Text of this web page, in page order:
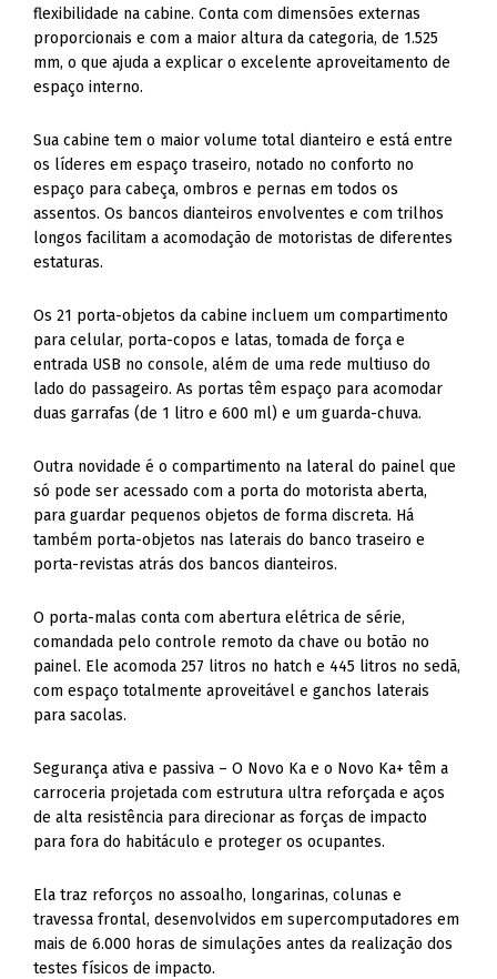
flexibilidade na cabine. Conta com dimensões externas
proporcionais e com a maior altura da categoria, de 1.525
mm, o que ajuda a explicar o excelente aproveitamento de
espaço interno.
Sua cabine tem o maior volume total dianteiro e está entre
os líderes em espaço traseiro, notado no conforto no
espaço para cabeça, ombros e pernas em todos os
assentos. Os bancos dianteiros envolventes e com trilhos
longos facilitam a acomodação de motoristas de diferentes
estaturas.
Os 21 porta-objetos da cabine incluem um compartimento
para celular, porta-copos e latas, tomada de força e
entrada USB no console, além de uma rede multiuso do
lado do passageiro. As portas têm espaço para acomodar
duas garrafas (de 1 litro e 600 ml) e um guarda-chuva.
Outra novidade é o compartimento na lateral do painel que
só pode ser acessado com a porta do motorista aberta,
para guardar pequenos objetos de forma discreta. Há
também porta-objetos nas laterais do banco traseiro e
porta-revistas atrás dos bancos dianteiros.
O porta-malas conta com abertura elétrica de série,
comandada pelo controle remoto da chave ou botão no
painel. Ele acomoda 257 litros no hatch e 445 litros no sedã,
com espaço totalmente aproveitável e ganchos laterais
para sacolas.
Segurança ativa e passiva – O Novo Ka e o Novo Ka+ têm a
carroceria projetada com estrutura ultra reforçada e aços
de alta resistência para direcionar as forças de impacto
para fora do habitáculo e proteger os ocupantes.
Ela traz reforços no assoalho, longarinas, colunas e
travessa frontal, desenvolvidos em supercomputadores em
mais de 6.000 horas de simulações antes da realização dos
testes físicos de impacto.